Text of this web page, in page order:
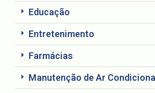
Contato
Educação
Entretenimento
Farmácias
Manutenção de Ar